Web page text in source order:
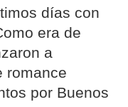
días con
era de
a
romance
por Buenos